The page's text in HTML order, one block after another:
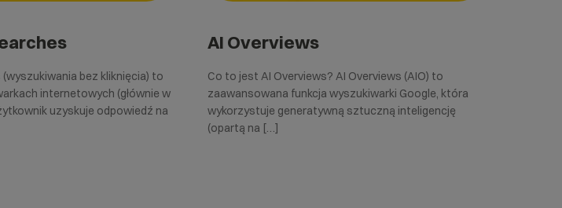
bez kliknięcia) to
internetowych (głównie w
uzyskuje odpowiedź na
AI Overviews
Co to jest AI Overviews? AI Overviews (AIO) to
zaawansowana funkcja wyszukiwarki Google, która
wykorzystuje generatywną sztuczną inteligencję
(opartą na […]